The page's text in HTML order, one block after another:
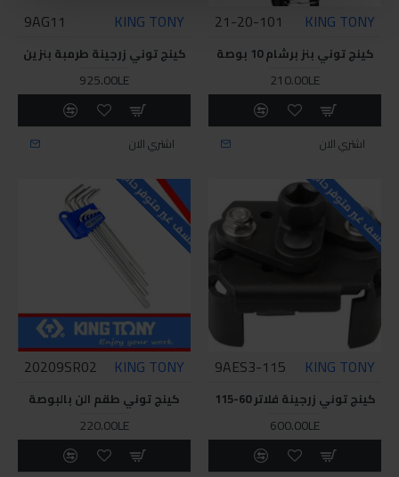
KING TONY
21-20-101
كينج توني بنز برشام 10 بوصة
210.00LE
اشتري الان
KING TONY
9AG11
كينج توني زرجينة طرمبة بنزين
925.00LE
اشتري الان
للاسف غير متوفر حاليا
KING TONY
9AES3-115
كينج توني زرجينة فلاتر 60-115
600.00LE
للاسف غير متوفر حاليا
KING TONY
20209SR02
كينج توني طقم الن بالبوصة
220.00LE